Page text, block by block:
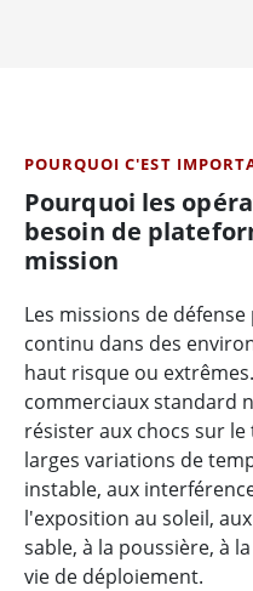
POURQUOI C'EST
Pourquoi les
besoin de
mission
Les missions de
continu dans des
haut risque ou
commerciaux standard
résister aux chocs sur
larges variations de
instable, aux
l'exposition au soleil,
sable, à la poussière, à
vie de déploiement.